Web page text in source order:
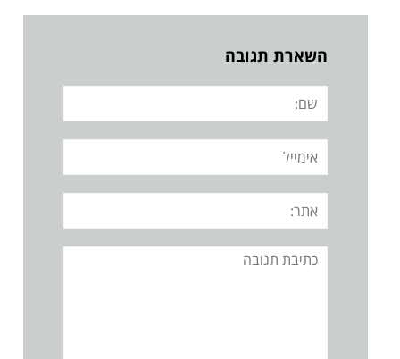
השארת תגובה
שם:
אימייל
אתר:
תגובה